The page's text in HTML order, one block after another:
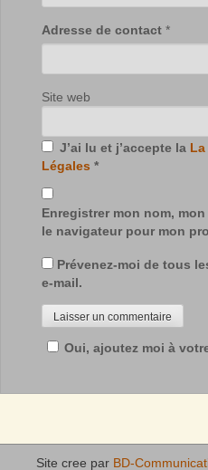
Adresse de contact *
Site web
J’ai lu et j’accepte la
Légales *
Enregistrer mon nom,
le navigateur pour mon
Prévenez-moi de tous
e-mail.
Oui, ajoutez moi à
Site cree par BD-